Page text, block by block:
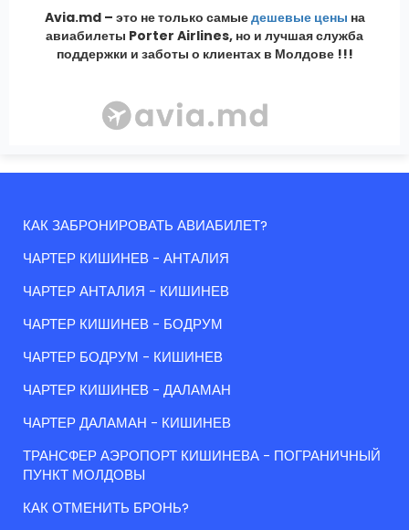
Avia.md – это не только самыедешевые цены на
авиабилеты Porter Airlines, но и лучшая служба
поддержки и заботы о клиентах в Молдове !!!
КАК ЗАБРОНИРОВАТЬ АВИАБИЛЕТ?
ЧАРТЕР КИШИНЕВ - АНТАЛИЯ
ЧАРТЕР АНТАЛИЯ - КИШИНЕВ
ЧАРТЕР КИШИНЕВ - БОДРУМ
ЧАРТЕР БОДРУМ - КИШИНЕВ
ЧАРТЕР КИШИНЕВ - ДАЛАМАН
ЧАРТЕР ДАЛАМАН - КИШИНЕВ
ТРАНСФЕР АЭРОПОРТ КИШИНЕВА - ПОГРАНИЧНЫЙ
ПУНКТ МОЛДОВЫ
КАК ОТМЕНИТЬ БРОНЬ?